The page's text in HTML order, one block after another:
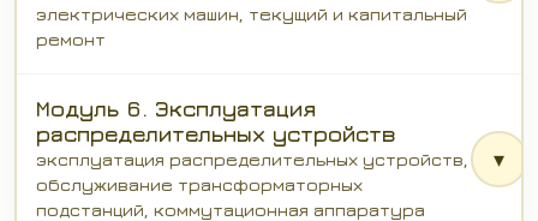
электрических машин, текущий и капитальный
ремонт
Модуль 6. Эксплуатация
распределительных устройств
эксплуатация распределительных устройств,
обслуживание трансформаторных
подстанций, коммутационная аппаратура
▾